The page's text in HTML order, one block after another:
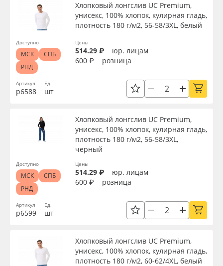
Артикул
р6588
Хлопковый лонгслив UC Premium,
унисекс, 100% хлопок, кулирная гладь,
плотность 180 г/м2, 56-58/3XL, белый
Ед.
шт
Цены
514.29 ₽
юр. лицам
600 ₽
розница
Доступно
МСК
СПБ
РНД
Артикул
р6599
Хлопковый лонгслив UC Premium,
унисекс, 100% хлопок, кулирная гладь,
плотность 180 г/м2, 56-58/3XL,
черный
Ед.
шт
Цены
514.29 ₽
юр. лицам
600 ₽
розница
Доступно
МСК
СПБ
РНД
Хлопковый лонгслив UC Premium,
унисекс, 100% хлопок, кулирная гладь,
плотность 180 г/м2, 60-62/4XL, белый